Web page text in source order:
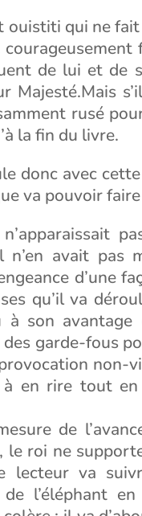
qui ne fait
de lui et de
Majesté.Mais
rusé
la fin du livre.
donc avec
va pouvoir
n’en avait
d’une
qu’il va
à son
garde-fous
non-
à en rire tout
de
le roi ne
lecteur va
de l’éléphant